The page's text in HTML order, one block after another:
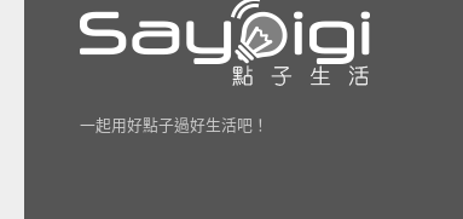
一起用好點子過好生活吧！